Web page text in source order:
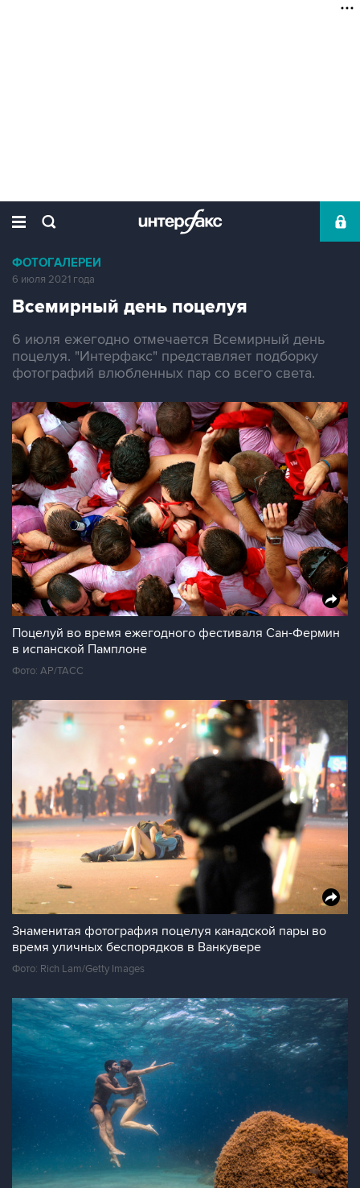
ФОТОГАЛЕРЕИ
6 июля 2021 года
Всемирный день поцелуя
6 июля ежегодно отмечается Всемирный день
поцелуя. "Интерфакс" представляет подборку
фотографий влюбленных пар со всего света.
Поцелуй во время ежегодного фестиваля Сан-Фермин
в испанской Памплоне
Фото: AP/ТАСС
Знаменитая фотография поцелуя канадской пары во
время уличных беспорядков в Ванкувере
Фото: Rich Lam/Getty Images